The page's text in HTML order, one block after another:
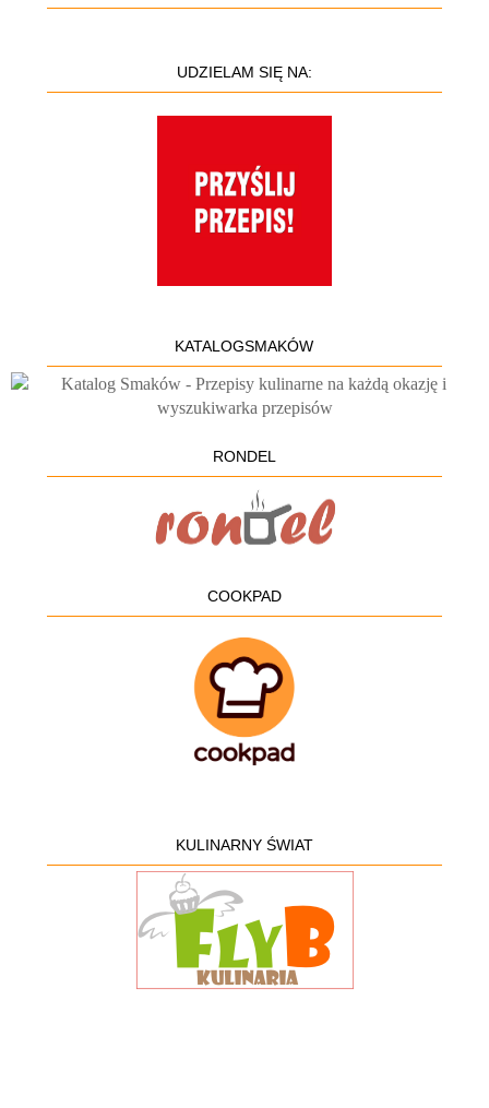
UDZIELAM SIĘ NA:
KATALOGSMAKÓW
RONDEL
COOKPAD
KULINARNY ŚWIAT